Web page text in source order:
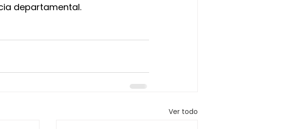
departamental.
Ver todo